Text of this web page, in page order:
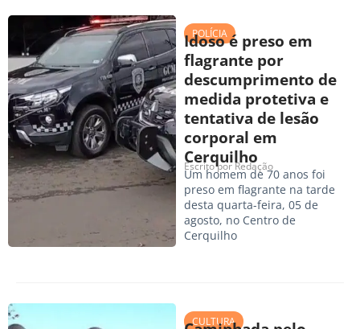
POLÍCIA
Idoso é preso em
flagrante por
descumprimento de
medida protetiva e
tentativa de lesão
corporal em
Cerquilho
Escrito porRedação
Um homem de 70 anos foi
preso em flagrante na tarde
desta quarta-feira, 05 de
agosto, no Centro de
Cerquilho
CULTURA